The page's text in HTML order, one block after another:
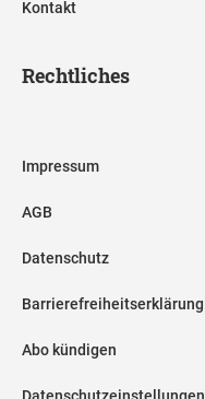
Kontakt
Rechtliches
Impressum
AGB
Datenschutz
Barrierefreiheitserklärung
Abo kündigen
Datenschutzeinstellungen